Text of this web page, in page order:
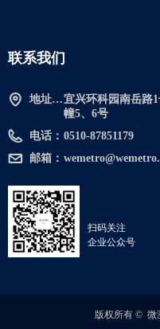
联系我们
地址：宜兴环科园南岳路1号联东U谷科技园幢5、6号
宜兴环科园南岳路
幢5、6号
电话： 0510-87851179
邮箱：
扫码关注
企业公众号
版权所有 © 微